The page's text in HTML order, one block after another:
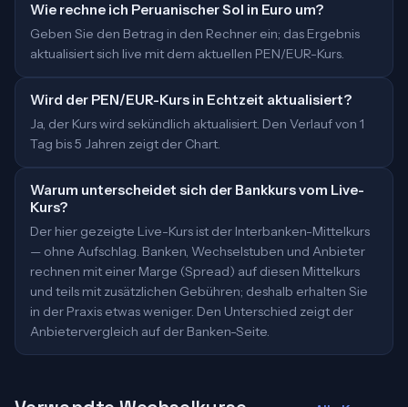
Wie rechne ich Peruanischer Sol in Euro um?
Geben Sie den Betrag in den Rechner ein; das Ergebnis
aktualisiert sich live mit dem aktuellen PEN/EUR-Kurs.
Wird der PEN/EUR-Kurs in Echtzeit aktualisiert?
Ja, der Kurs wird sekündlich aktualisiert. Den Verlauf von 1
Tag bis 5 Jahren zeigt der Chart.
Warum unterscheidet sich der Bankkurs vom Live-
Kurs?
Der hier gezeigte Live-Kurs ist der Interbanken-Mittelkurs
— ohne Aufschlag. Banken, Wechselstuben und Anbieter
rechnen mit einer Marge (Spread) auf diesen Mittelkurs
und teils mit zusätzlichen Gebühren; deshalb erhalten Sie
in der Praxis etwas weniger. Den Unterschied zeigt der
Anbietervergleich auf der Banken-Seite.